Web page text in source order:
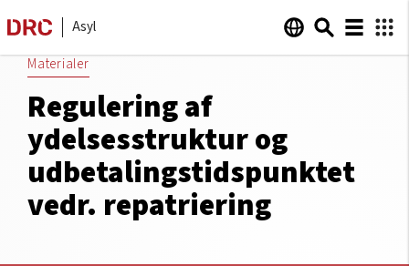
Asyl
Materialer
Regulering af
ydelsesstruktur og
udbetalingstidspunktet
vedr. repatriering